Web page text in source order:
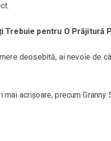
Trebuie pentru O Prăjitură
deosebită, ai nevoie de
acrișoare, precum Granny